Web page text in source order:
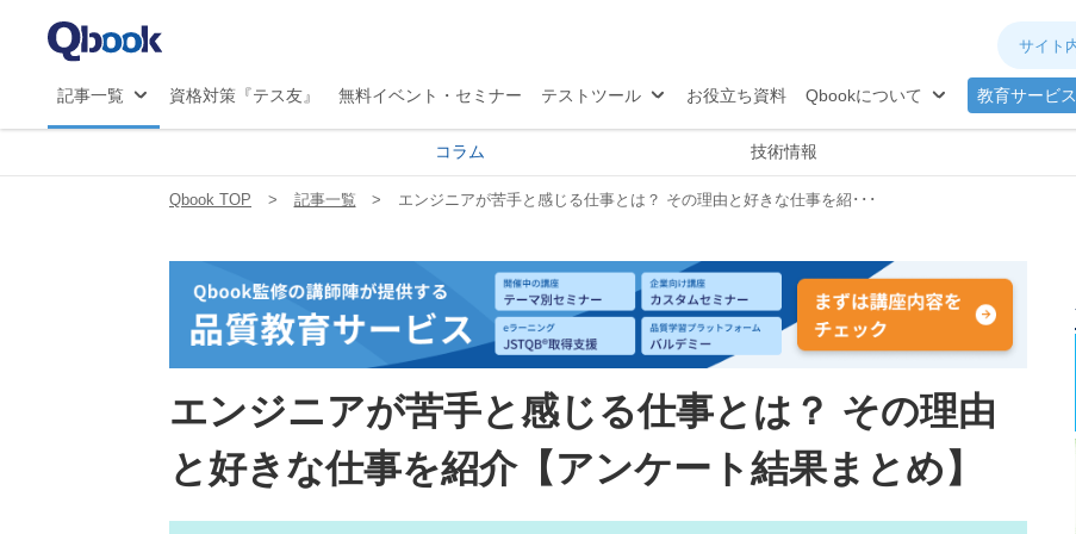
記事一覧 資格対策『テス友』 無料イベント・セミナー テストツール お役立ち資料 Qbookについて 教育サービス
コラム 技術情報
Qbook TOP 記事一覧 エンジニアが苦手と感じる仕事とは？ その理由と好きな仕事を紹･･･
エンジニアが苦手と感じる仕事とは？ その理由
と好きな仕事を紹介【アンケート結果まとめ】